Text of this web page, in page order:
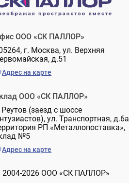
ООО «СК ПАЛЛОР»
г. Москва, ул. Верхняя
д.51
Адрес на карте
ООО «СК ПАЛЛОР»
Реутов (заезд с шоссе
ул. Транспортная, д.6а
РП «Металлопоставка»,
№5
Адрес на карте
2026 ООО «СК ПАЛЛОР»